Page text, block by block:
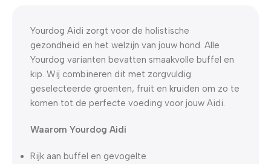
Yourdog Aidi zorgt voor de holistische
gezondheid en het welzijn van jouw hond. Alle
Yourdog varianten bevatten smaakvolle buffel en
kip. Wij combineren dit met zorgvuldig
geselecteerde groenten, fruit en kruiden om zo te
komen tot de perfecte voeding voor jouw Aidi.
Waarom Yourdog Aidi
Rijk aan buffel en gevogelte